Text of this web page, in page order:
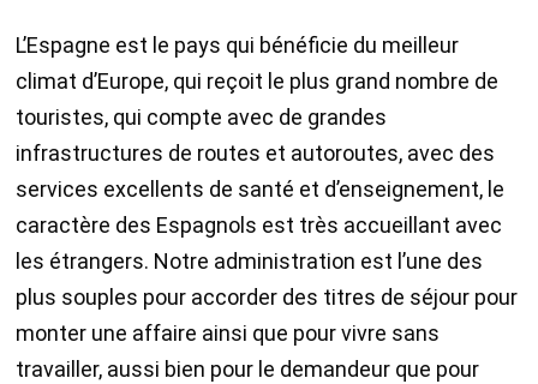
L’Espagne est le pays qui bénéficie du meilleur
climat d’Europe, qui reçoit le plus grand nombre de
touristes, qui compte avec de grandes
infrastructures de routes et autoroutes, avec des
services excellents de santé et d’enseignement, le
caractère des Espagnols est très accueillant avec
les étrangers. Notre administration est l’une des
plus souples pour accorder des titres de séjour pour
monter une affaire ainsi que pour vivre sans
travailler, aussi bien pour le demandeur que pour